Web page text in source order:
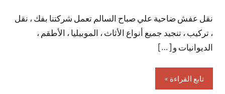
تعليقات
نقل عفش ضاحية علي صباح السالم تعمل شركتنا بفك ، نقل
، تركيب ، تنجيد جميع أنواع الأثاث ، الموبيليا ، الأطقم ،
الديوانيات و […]
تابع القراءة